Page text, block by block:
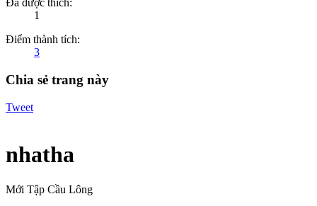
Đã được thích:
1
Điểm thành tích:
3
Chia sẻ trang này
Tweet
nhatha
Mới Tập Cầu Lông